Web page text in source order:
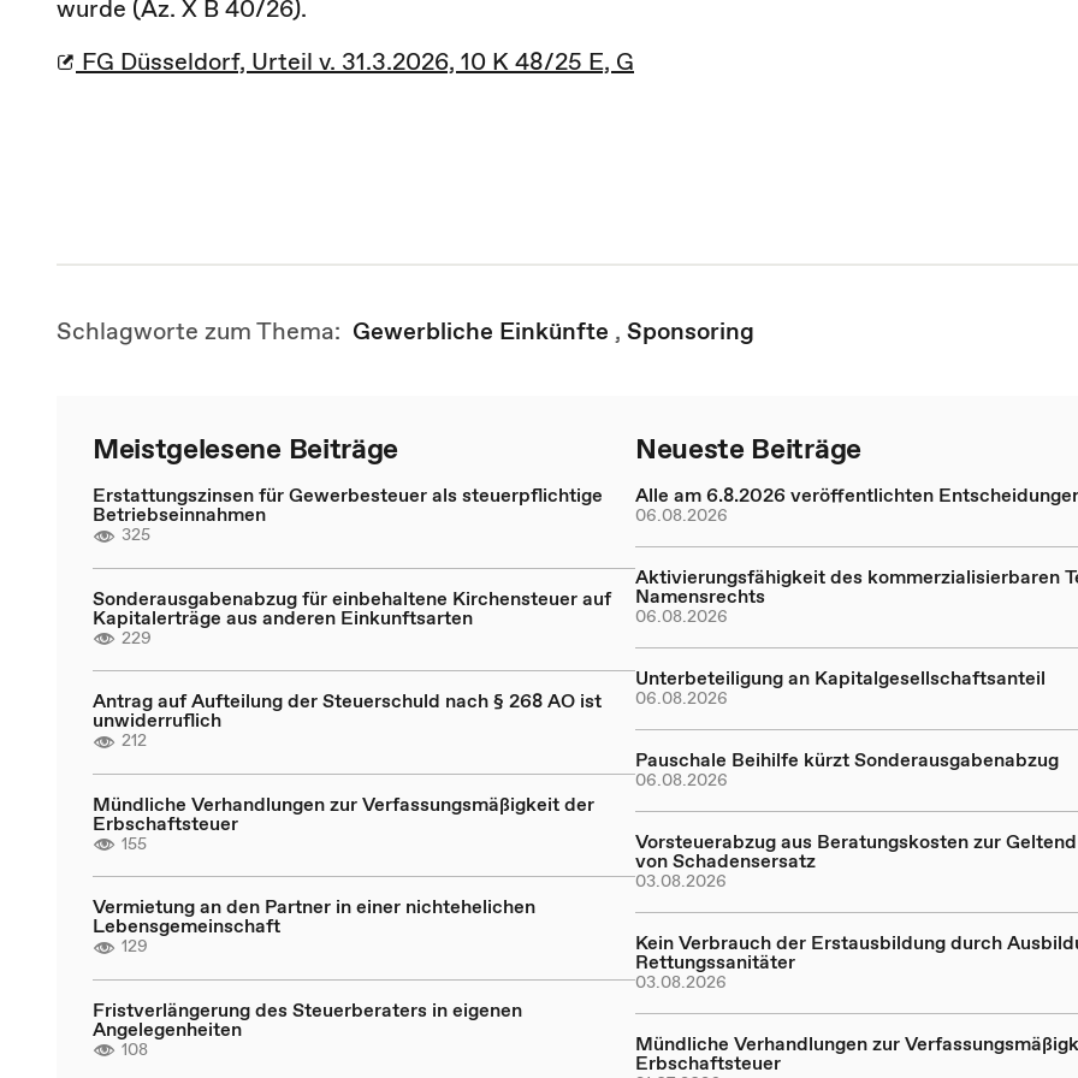
wurde (Az. X B 40/26).
FG Düsseldorf, Urteil v. 31.3.2026, 10 K 48/25 E, G
Schlagworte zum Thema: Gewerbliche Einkünfte , Sponsoring
Meistgelesene Beiträge
Erstattungszinsen für Gewerbesteuer als steuerpflichtige
Betriebseinnahmen
325
Sonderausgabenabzug für einbehaltene Kirchensteuer auf
Kapitalerträge aus anderen Einkunftsarten
229
Antrag auf Aufteilung der Steuerschuld nach § 268 AO ist
unwiderruflich
212
Mündliche Verhandlungen zur Verfassungsmäßigkeit der
Erbschaftsteuer
155
Vermietung an den Partner in einer nichtehelichen
Lebensgemeinschaft
129
Fristverlängerung des Steuerberaters in eigenen
Angelegenheiten
108
Neueste Beiträge
Alle am 6.8.2026 veröffentlichten
06.08.2026
Aktivierungsfähigkeit des kommerzialisierbaren
Namensrechts
06.08.2026
Unterbeteiligung an Kapitalgesellschaftsanteil
06.08.2026
Pauschale Beihilfe kürzt Sonderausgabenabzug
06.08.2026
Vorsteuerabzug aus Beratungskosten zur
von Schadensersatz
03.08.2026
Kein Verbrauch der Erstausbildung durch
Rettungssanitäter
03.08.2026
Mündliche Verhandlungen zur
Erbschaftsteuer